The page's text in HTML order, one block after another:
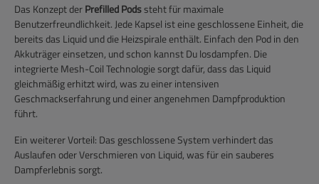
Das Konzept derPrefilled Podssteht für maximale
Benutzerfreundlichkeit. Jede Kapsel ist eine geschlossene Einheit, die
bereits das Liquid und die Heizspirale enthält. Einfach den Pod in den
Akkuträger einsetzen, und schon kannst Du losdampfen. Die
integrierte Mesh-Coil Technologie sorgt dafür, dass das Liquid
gleichmäßig erhitzt wird, was zu einer intensiven
Geschmackserfahrung und einer angenehmen Dampfproduktion
führt.
Ein weiterer Vorteil: Das geschlossene System verhindert das
Auslaufen oder Verschmieren von Liquid, was für ein sauberes
Dampferlebnis sorgt.